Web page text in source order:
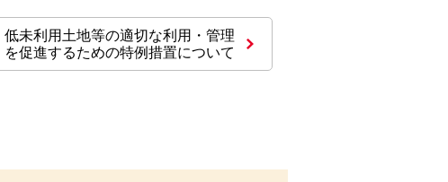
低未利用土地等の適切な利用・管理
を促進するための特例措置について